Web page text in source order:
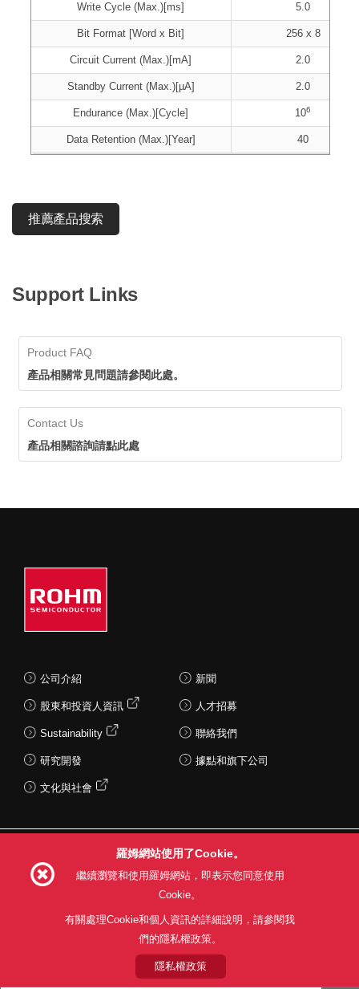
Write Cycle (Max.)[ms] 5.0
Bit Format [Word x Bit] 256 x 8
Circuit Current (Max.)[mA] 2.0
Standby Current (Max.)[µA] 2.0
Endurance (Max.)[Cycle] 106
Data Retention (Max.)[Year] 40
推薦產品搜索
Support Links
Product FAQ
產品相關常見問題請參閱此處。
Contact Us
產品相關諮詢請點此處
公司介紹
股東和投資人資訊
Sustainability
研究開發
文化與社會
新聞
人才招募
聯絡我們
據點和旗下公司
Follow Us
利用目的 隱私權政策
關於本公司產品銷售之標準條款(PDF)
羅姆網站使用了Cookie。
繼續瀏覽和使用羅姆網站，即表示您同意使用
Cookie。
有關處理Cookie和個人資訊的詳細說明，請參閱我
們的隱私權政策。
隱私權政策